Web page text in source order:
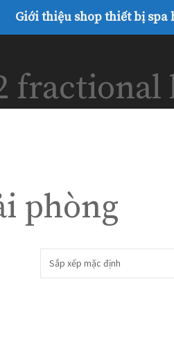
Giới thiệu shop thiết bị spa
fractional
phòng